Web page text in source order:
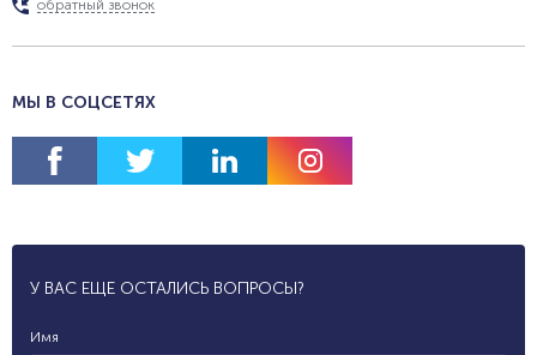
обратный звонок
МЫ В СОЦСЕТЯХ
У ВАС ЕЩЕ ОСТАЛИСЬ ВОПРОСЫ?
Имя